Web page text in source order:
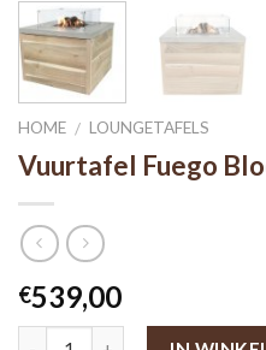
HOME / LOUNGETAFELS
Vuurtafel Fuego
€539,00